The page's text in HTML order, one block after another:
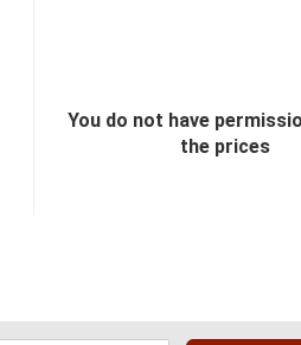
You do not have
the prices